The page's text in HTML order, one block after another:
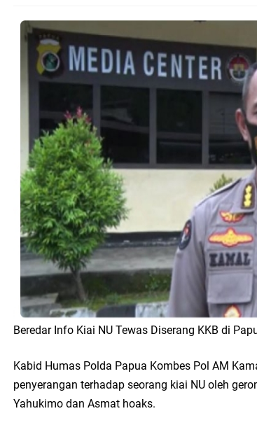
Beredar Info Kiai NU Tewas Diserang KKB di
Kabid Humas Polda Papua Kombes Pol AM
penyerangan terhadap seorang kiai NU oleh
Yahukimo dan Asmat hoaks.